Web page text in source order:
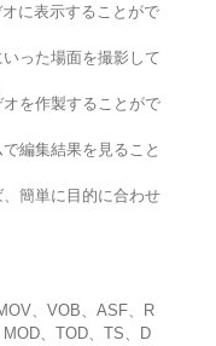
に表示することがで
った場面を撮影して
を作製することがで
編集結果を見ること
簡単に目的に合わせ
、VOB、ASF、R
、TOD、TS、D